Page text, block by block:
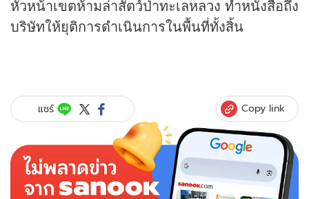
หัวหน้าเขตห้ามล่าสัตว์ป่าทะเลหลวง ทำหนังสือถึง
บริษัทให้ยุติการดำเนินการในพื้นที่ทั้งสิ้น
แชร์ Copy link